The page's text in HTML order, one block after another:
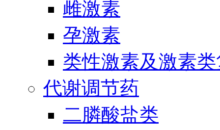
雌激素
孕激素
类性激素及激素
代谢调节药
二膦酸盐类